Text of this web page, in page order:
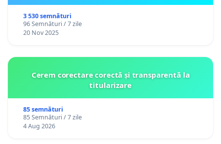
3 530 semnături
96 Semnături / 7 zile
20 Nov 2025
Cerem corectare corectă și transparentă la
titularizare
85 semnături
85 Semnături / 7 zile
4 Aug 2026